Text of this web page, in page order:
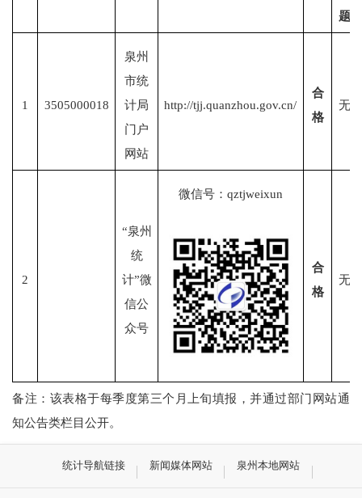
题
1 3505000018
泉州
市统
计局
门户
网站
http://tjj.quanzhou.gov.cn/
合
格
无
2
“泉州
统
计”微
信公
众号
微信号：qztjweixun
合
格
无
备注：该表格于每季度第三个月上旬填报，并通过部门网站通
知公告类栏目公开。
统计导航链接 新闻媒体网站 泉州本地网站